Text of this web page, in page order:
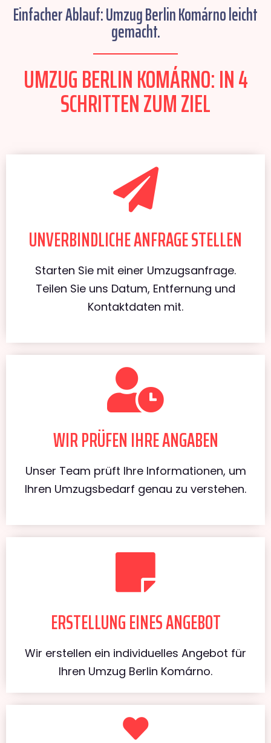
Einfacher Ablauf: Umzug Berlin Komárno leicht
gemacht.
UMZUG BERLIN KOMÁRNO: IN 4
SCHRITTEN ZUM ZIEL
UNVERBINDLICHE ANFRAGE STELLEN
Starten Sie mit einer Umzugsanfrage.
Teilen Sie uns Datum, Entfernung und
Kontaktdaten mit.
WIR PRÜFEN IHRE ANGABEN
Unser Team prüft Ihre Informationen, um
Ihren Umzugsbedarf genau zu verstehen.
ERSTELLUNG EINES ANGEBOT
Wir erstellen ein individuelles Angebot für
Ihren Umzug Berlin Komárno.